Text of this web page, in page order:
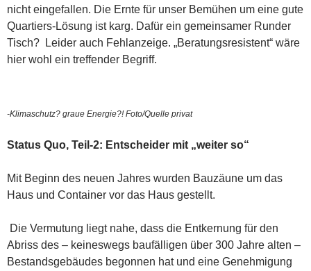
nicht eingefallen. Die Ernte für unser Bemühen um eine gute
Quartiers-Lösung ist karg. Dafür ein gemeinsamer Runder
Tisch? Leider auch Fehlanzeige. „Beratungsresistent“ wäre
hier wohl ein treffender Begriff.
-Klimaschutz? graue Energie?! Foto/Quelle privat
Status Quo, Teil-2: Entscheider mit „weiter so“
Mit Beginn des neuen Jahres wurden Bauzäune um das
Haus und Container vor das Haus gestellt.
Die Vermutung liegt nahe, dass die Entkernung für den
Abriss des – keineswegs baufälligen über 300 Jahre alten –
Bestandsgebäudes begonnen hat und eine Genehmigung